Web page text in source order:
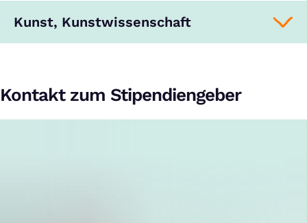
Kunst, Kunstwissenschaft
Kontakt zum Stipendiengeber